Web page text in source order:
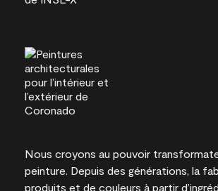
Nous croyons au pouvoir
peinture. Depuis des générations, la
produits et de couleurs à partir